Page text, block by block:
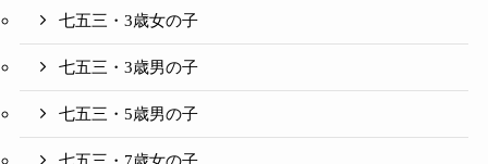
七五三・3歳女の子
七五三・3歳男の子
七五三・5歳男の子
七五三・7歳女の子